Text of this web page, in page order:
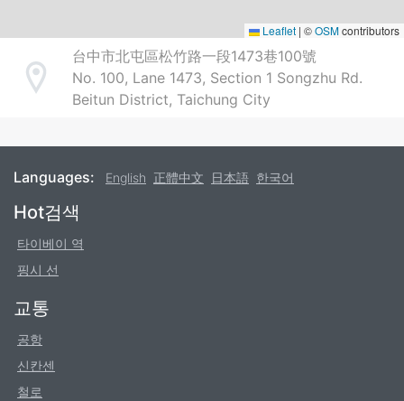
Leaflet | ©OSMcontributors
Address
台中市北屯區松竹路一段1473巷100號
No. 100, Lane 1473, Section 1 Songzhu Rd.
Beitun District, Taichung City
Languages: English 正體中文 日本語 한국어
Footer
Hot검색
타이베이 역
핑시 선
교통
공항
신칸센
철로